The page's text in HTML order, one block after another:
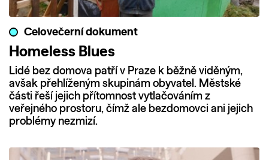
Celovečerní dokument
Homeless Blues
Lidé bez domova patří v Praze k běžně viděným,
avšak přehlíženým skupinám obyvatel. Městské
části řeší jejich přítomnost vytlačováním z
veřejného prostoru, čímž ale bezdomovci ani jejich
problémy nezmizí.